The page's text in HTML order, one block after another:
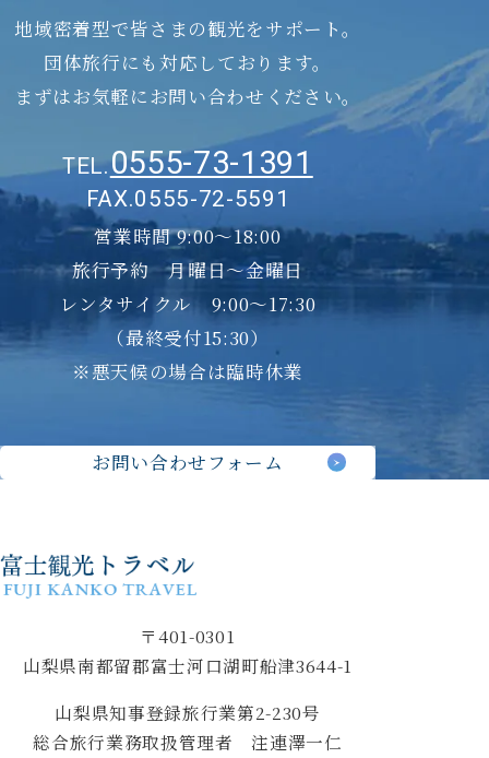
地域密着型で皆さまの観光をサポート。
団体旅行にも対応しております。
まずはお気軽にお問い合わせください。
TEL.0555-73-1391
FAX.0555-72-5591
営業時間 9:00～18:00
旅行予約 月曜日〜金曜日
レンタサイクル 9:00～17:30
（最終受付15:30）
※悪天候の場合は臨時休業
お問い合わせフォーム
〒401-0301
山梨県南都留郡富士河口湖町船津3644-1
山梨県知事登録旅行業第2-230号
総合旅行業務取扱管理者 注連澤一仁